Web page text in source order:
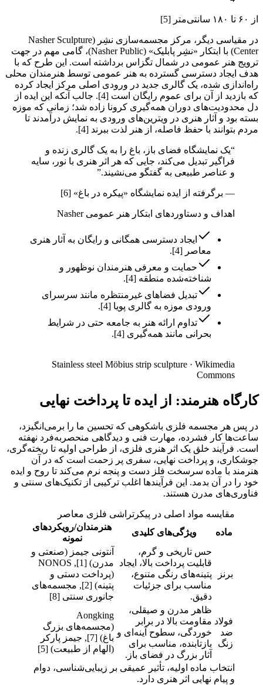
از ۶۰ تا ۱۸۰ سانتی‌متر [5]
در مقیاسی دیگر، مرکز مجسمه‌سازی نشِر (Nasher Sculpture
Center) با ابتکار «نشِر پابلیک» (Nasher Public)، گامی مهم در جهت
ترویج هنر عمومی در شمال تگزاس برداشته است. این طرح که با
هدف ایجاد دسترسی گسترده به هنر عمومی توسط هنرمندان محلی
راه‌اندازی شده، یک گالری جدید در ورودی اصلی مرکز ایجاد کرده
که بازدید از آن برای عموم رایگان است [4]. جالب آنکه این ایده از
دل محدودیت‌های دوران همه‌گیری کرونا زاده شد؛ زمانی که موزه
بسته بود و آثار هنری در ویترین‌های ورودی به نمایش درآمدند تا
مردم بتوانند با حفظ فاصله، از هنر لذت ببرند [4].
“یک نمایشگاه فضای باز، باغ را به یک گالری زنده و
فراگیر تبدیل می‌کند، جایی که هر اثر هنری با نور، سایه
و عناصر طبیعی به گفتگو می‌نشیند.”
— برگرفته از ایده نمایشگاه «پیکره در باغ» [6]
اهداف و دستاوردهای ابتکار هنر عمومی Nasher
ایجاد دسترسی همگانی و رایگان به آثار هنری
معاصر [4].
حمایت و معرفی هنرمندان نوظهور و
شناخته‌شده منطقه [4].
تبدیل فضاهای غیرمنتظره مانند سرسرای
ورودی موزه به گالری پویا [4].
تداوم ارائه هنر به جامعه حتی در شرایط
بحرانی مانند همه‌گیری [4].
Stainless steel Möbius strip sculpture · Wikimedia
Commons
کارگاه هنرمند: از ایده تا پرداخت نهایی
در پس هر مجسمه فلزی باشکوهی که تحسین ما را برمی‌انگیزد،
ساعت‌ها کار فشرده، مهارت فنی و دیدگاهی منحصربه‌فرد نهفته
است. فرآیند خلق یک اثر هنری فلزی، از طراحی اولیه تا ریخته‌گری،
جوشکاری، و پرداخت نهایی، سفری پر زحمت است که در آن
هنرمند با ماده سرسخت فلز دست و پنجه نرم می‌کند تا روح و ایده
خود را در آن بدمد. این فرآیندها اغلب ترکیبی از تکنیک‌های سنتی و
فناوری‌های مدرن هستند.
مقایسه مواد اصلی در پیکرتراشی فلزی معاصر
ماده
ویژگی‌های کلیدی
هنرمندان/رویکردهای
نمونه
برنز
حس تاریخی و گرم،
قابلیت پرداخت بالا، ایجاد
پتینه‌های رنگی متنوع،
مناسب برای جزئیات
دقیق.
آنتونی جیمز (صنعتی و
مدرن) [1], NONOS
(پرداخت دستی و
پتینه) [2], مجسمه‌های
جانوری سنتی [8]
فولاد
ضد
زنگ
ظاهر مدرن و صیقلی،
مقاومت بالا در برابر
خوردگی، سطوح آینه‌ای و
بازتابنده، مناسب برای
آثار بزرگ در فضای باز.
Aongking
(مجسمه‌های بزرگ
باغ) [7], جیمز پارکر
(الهام از طبیعت) [5]
انتخاب ماده اولیه، تأثیر عمیقی بر زیبایی‌شناسی، دوام
و پیام نهایی اثر هنری دارد.